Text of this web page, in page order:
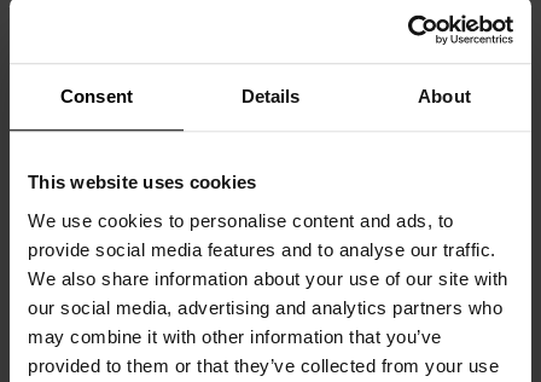
Consent Details About
This website uses cookies
We use cookies to personalise content and ads, to
provide social media features and to analyse our traffic.
We also share information about your use of our site with
our social media, advertising and analytics partners who
may combine it with other information that you’ve
provided to them or that they’ve collected from your use
hele dag
Veelzijdig design – van casual tot formele gelegenheden
Specificatie
Maatgids
Wasvoorschriften